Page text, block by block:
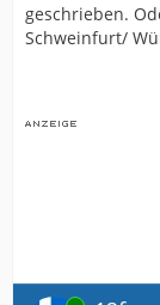
geschrieben.
Schweinfurt/